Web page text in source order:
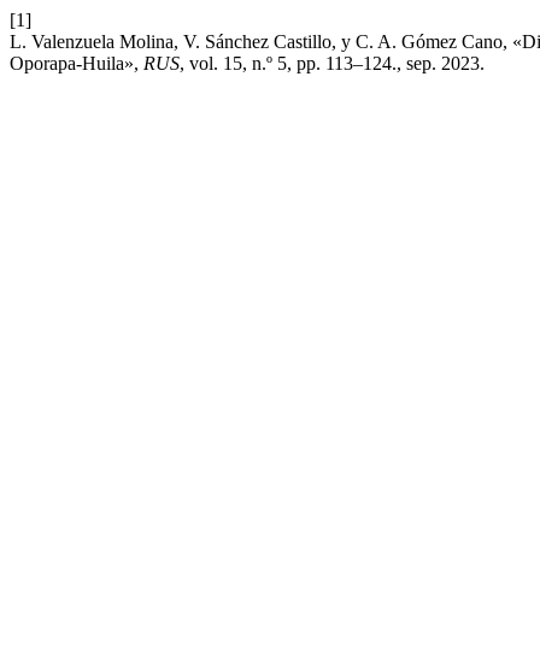
[1]
L. Valenzuela Molina, V. Sánchez Castillo, y C. A. Gómez Cano,
Oporapa-Huila», RUS, vol. 15, n.º 5, pp. 113–124., sep. 2023.